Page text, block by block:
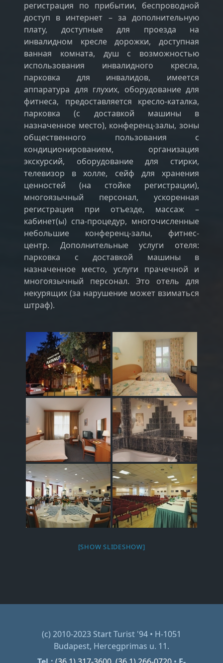
регистрация по прибытии, беспроводной
доступ в интернет – за дополнительную
плату, доступные для проезда на
инвалидном кресле дорожки, доступная
ванная комната, душ с возможностью
использования инвалидного кресла,
парковка для инвалидов, имеется
аппаратура для глухих, оборудование для
фитнеса, предоставляется кресло-каталка,
парковка (с доставкой машины в
назначенное место), конференц-залы, зоны
общественного пользования с
кондиционированием, организация
экскурсий, оборудование для стирки,
телевизор в холле, сейф для хранения
ценностей (на стойке регистрации),
многоязычный персонал, ускоренная
регистрация при отъезде, массаж –
кабинет(ы) спа-процедур, многочисленные
небольшие конференц-залы, фитнес-
центр. Дополнительные услуги отеля:
парковка с доставкой машины в
назначенное место, услуги прачечной и
многоязычный персонал. Это отель для
некурящих (за нарушение может взиматься
штраф).
[SHOW SLIDESHOW]
(c) 2010-2023 Start Turist '94 • H-1051
Budapest, Hercegprimas u. 11.